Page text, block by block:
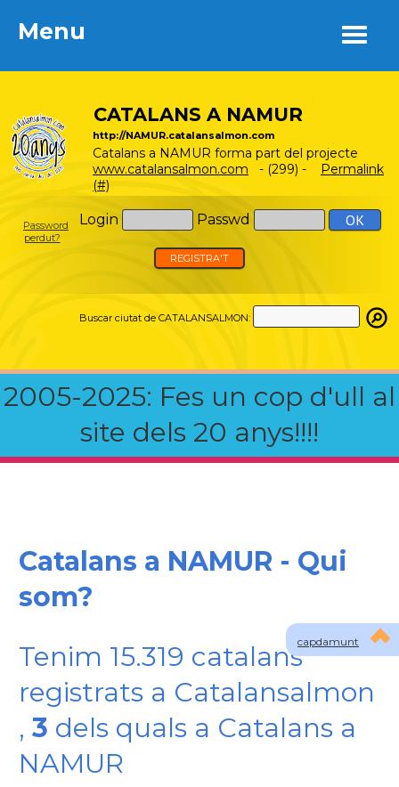
Menu
CATALANS A NAMUR
http://NAMUR.catalansalmon.com
Catalans a NAMUR forma part del projecte
www.catalansalmon.com - (299) - Permalink
(#)
Login Passwd
Password
perdut?
REGISTRA'T
Buscar ciutat de CATALANSALMON:
2005-2025: Fes un cop d'ull al
site dels 20 anys!!!!
Menu
capdamunt
Catalans a NAMUR - Qui
som?
Tenim 15.319 catalans
registrats a Catalansalmon
, 3 dels quals a Catalans a
NAMUR